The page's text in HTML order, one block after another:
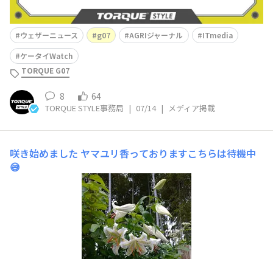
ウェザーニュース g07 AGRIジャーナル
ITmedia
ケータイWatch
TORQUE G07
8 64
TORQUE STYLE事務局 | 07/14 | メディア掲載
咲き始めました ヤマユリ香っておりますこちらは待機中
😅